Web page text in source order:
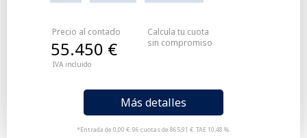
Precio al contado
IVA incluido
55.450 €
Más detalles
*Entrada de 0,00 €. 96 cuotas de 865,91 €. TAE 10,48 %.
Calcula tu cuota
sin compromiso